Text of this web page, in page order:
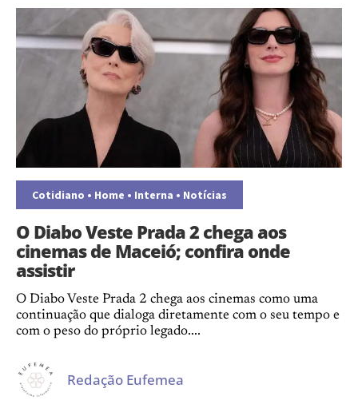
Cotidiano • Home • Interna • Notícias
O Diabo Veste Prada 2 chega aos
cinemas de Maceió; confira onde
assistir
O Diabo Veste Prada 2 chega aos cinemas como uma
continuação que dialoga diretamente com o seu tempo e
com o peso do próprio legado....
Redação Eufemea